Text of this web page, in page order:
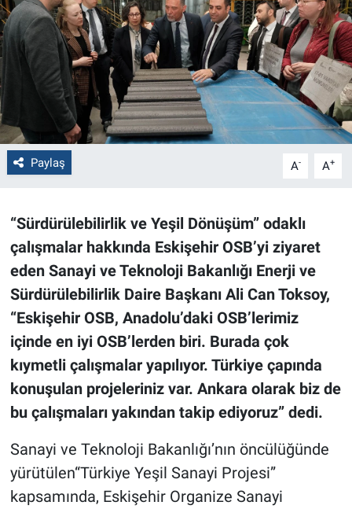
Paylaş A- A+
“Sürdürülebilirlik ve Yeşil Dönüşüm” odaklı
çalışmalar hakkında Eskişehir OSB’yi ziyaret
eden Sanayi ve Teknoloji Bakanlığı Enerji ve
Sürdürülebilirlik Daire Başkanı Ali Can Toksoy,
“Eskişehir OSB, Anadolu’daki OSB’lerimiz
içinde en iyi OSB’lerden biri. Burada çok
kıymetli çalışmalar yapılıyor. Türkiye çapında
konuşulan projeleriniz var. Ankara olarak biz de
bu çalışmaları yakından takip ediyoruz” dedi.
Sanayi ve Teknoloji Bakanlığı’nın öncülüğünde
yürütülen“Türkiye Yeşil Sanayi Projesi”
kapsamında, Eskişehir Organize Sanayi
Genel
Çevre
Yerel
Magazin
Bilim ve Teknoloji